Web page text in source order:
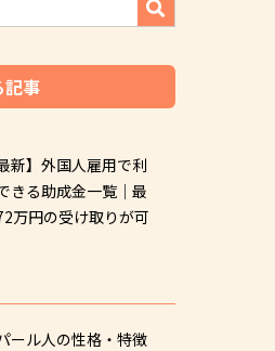
記事
最新】外国人雇用で利
きる助成金一覧｜最
万円の受け取りが可
ール人の性格・特徴